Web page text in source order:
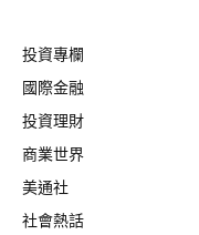
投資專欄
國際金融
投資理財
商業世界
美通社
社會熱話